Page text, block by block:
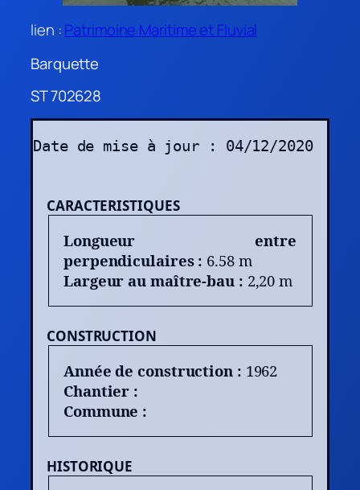
lien :Patrimoine Maritime et Fluvial
Barquette
ST 702628
Date de mise à jour : 04/12/2020
CARACTERISTIQUES
Longueur entre
perpendiculaires : 6.58 m
Largeur au maître-bau : 2,20 m
CONSTRUCTION
Année de construction : 1962
Chantier :
Commune :
HISTORIQUE